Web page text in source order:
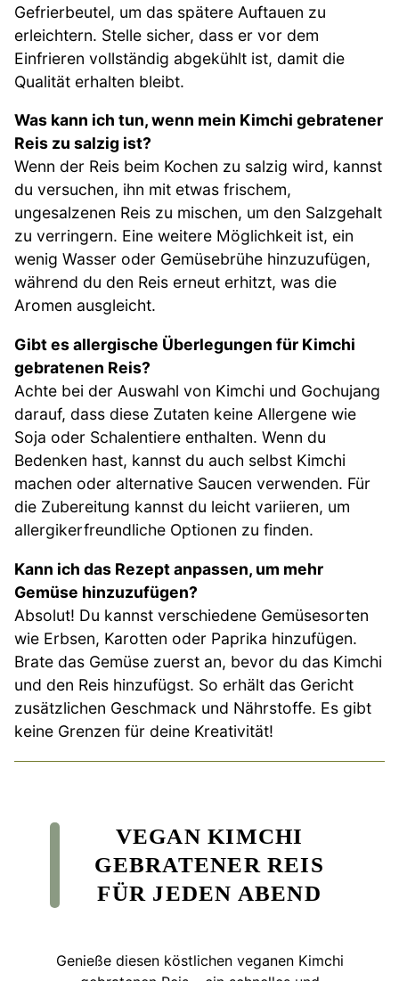
Gefrierbeutel, um das spätere Auftauen zu
erleichtern. Stelle sicher, dass er vor dem
Einfrieren vollständig abgekühlt ist, damit die
Qualität erhalten bleibt.
Was kann ich tun, wenn mein Kimchi gebratener
Reis zu salzig ist?
Wenn der Reis beim Kochen zu salzig wird, kannst
du versuchen, ihn mit etwas frischem,
ungesalzenen Reis zu mischen, um den Salzgehalt
zu verringern. Eine weitere Möglichkeit ist, ein
wenig Wasser oder Gemüsebrühe hinzuzufügen,
während du den Reis erneut erhitzt, was die
Aromen ausgleicht.
Gibt es allergische Überlegungen für Kimchi
gebratenen Reis?
Achte bei der Auswahl von Kimchi und Gochujang
darauf, dass diese Zutaten keine Allergene wie
Soja oder Schalentiere enthalten. Wenn du
Bedenken hast, kannst du auch selbst Kimchi
machen oder alternative Saucen verwenden. Für
die Zubereitung kannst du leicht variieren, um
allergikerfreundliche Optionen zu finden.
Kann ich das Rezept anpassen, um mehr
Gemüse hinzuzufügen?
Absolut! Du kannst verschiedene Gemüsesorten
wie Erbsen, Karotten oder Paprika hinzufügen.
Brate das Gemüse zuerst an, bevor du das Kimchi
und den Reis hinzufügst. So erhält das Gericht
zusätzlichen Geschmack und Nährstoffe. Es gibt
keine Grenzen für deine Kreativität!
VEGAN KIMCHI
GEBRATENER REIS
FÜR JEDEN ABEND
Genieße diesen köstlichen veganen Kimchi